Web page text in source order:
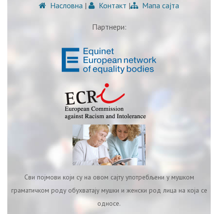
Насловна | Контакт | Мапа сајта
Партнери:
Сви појмови који су на овом сајту употребљени у мушком
граматичком роду обухватају мушки и женски род лица на која се
односе.